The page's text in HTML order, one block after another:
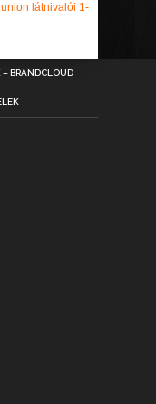
látnivalói 1-
– BRANDCLOUD